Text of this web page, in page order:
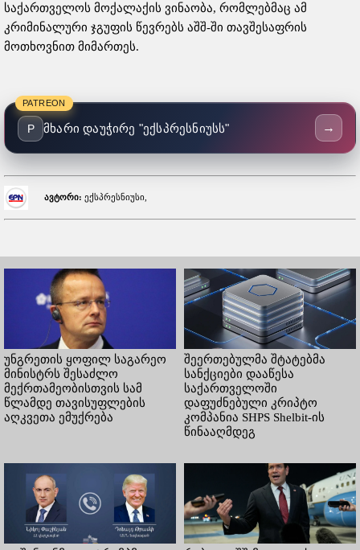
საქართველოს მოქალაქის ვინაობა, რომლებმაც ამ
კრიმინალური ჯგუფის წევრებს აშშ-ში თავშესაფრის
მოთხოვნით მიმართეს.
PATREON
P მხარი დაუჭირე "ექსპრესნიუსს" →
ავტორი: ექსპრესნიუსი,
უნგრეთის ყოფილ საგარეო
მინისტრს შესაძლო
მექრთამეობისთვის სამ
წლამდე თავისუფლების
აღკვეთა ემუქრება
შეერთებულმა შტატებმა
სანქციები დააწესა
საქართველოში
დაფუძნებული კრიპტო
კომპანია SHPS Shelbit-ის
წინააღმდეგ